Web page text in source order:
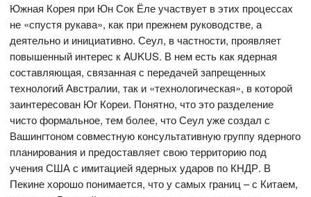
Южная Корея при Юн Сок Ёле участвует в этих процессах
не «спустя рукава», как при прежнем руководстве, а
деятельно и инициативно. Сеул, в частности, проявляет
повышенный интерес к AUKUS. В нем есть как ядерная
составляющая, связанная с передачей запрещенных
технологий Австралии, так и «технологическая», в которой
заинтересован Юг Кореи. Понятно, что это разделение
чисто формальное, тем более, что Сеул уже создал с
Вашингтоном совместную консультативную группу ядерного
планирования и предоставляет свою территорию под
учения США с имитацией ядерных ударов по КНДР. В
Пекине хорошо понимается, что у самых границ – с Китаем,